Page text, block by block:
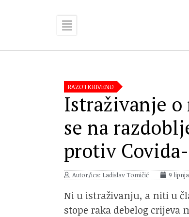
RAZOTKRIVENO
Istraživanje
se na
protiv
Autor/ica: Ladislav Tomičić 9
Ni u istraživanju, a niti u
stope raka debelog crijeva